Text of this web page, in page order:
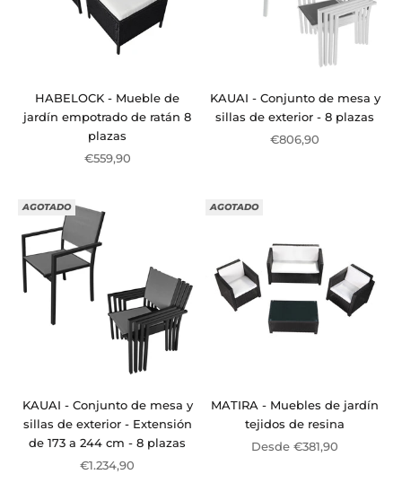
HABELOCK - Mueble de
jardín empotrado de ratán 8
plazas
Precio de oferta
€559,90
KAUAI - Conjunto de mesa y
sillas de exterior - 8 plazas
Precio de oferta
€806,90
AGOTADO
KAUAI - Conjunto de mesa y
sillas de exterior - Extensión
de 173 a 244 cm - 8 plazas
Precio de oferta
€1.234,90
AGOTADO
MATIRA - Muebles de jardín
tejidos de resina
Precio de oferta
Desde €381,90